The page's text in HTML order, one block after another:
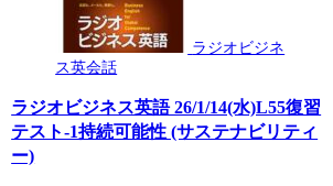
ラジオビジネ
ス英会話
ラジオビジネス英語 26/1/14(水)L55復習
テスト-1持続可能性 (サステナビリティ
ー)